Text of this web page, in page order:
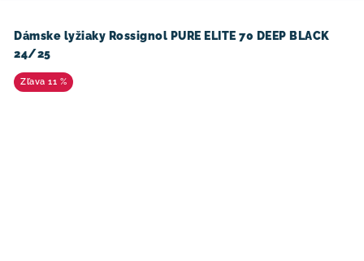
Dámske lyžiaky Rossignol PURE ELITE 70 DEEP BLACK
24/25
11 %